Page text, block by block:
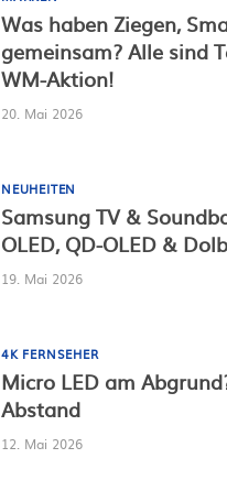
Was haben Ziegen,
gemeinsam? Alle sind
WM-Aktion!
20. Mai 2026
NEUHEITEN
Samsung TV &
OLED, QD-OLED &
19. Mai 2026
4K FERNSEHER
Micro LED am
Abstand
12. Mai 2026